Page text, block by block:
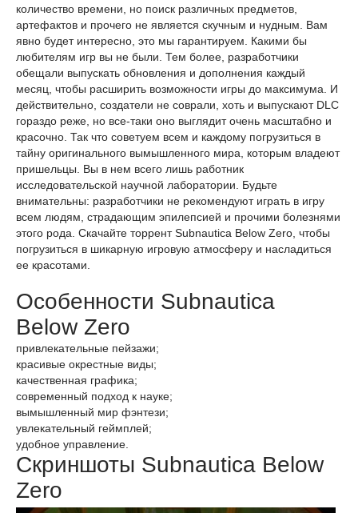
количество времени, но поиск различных предметов,
артефактов и прочего не является скучным и нудным. Вам
явно будет интересно, это мы гарантируем. Какими бы
любителям игр вы не были. Тем более, разработчики
обещали выпускать обновления и дополнения каждый
месяц, чтобы расширить возможности игры до максимума. И
действительно, создатели не соврали, хоть и выпускают DLC
гораздо реже, но все-таки оно выглядит очень масштабно и
красочно. Так что советуем всем и каждому погрузиться в
тайну оригинального вымышленного мира, которым владеют
пришельцы. Вы в нем всего лишь работник
исследовательской научной лаборатории. Будьте
внимательны: разработчики не рекомендуют играть в игру
всем людям, страдающим эпилепсией и прочими болезнями
этого рода. Скачайте торрент Subnautica Below Zero, чтобы
погрузиться в шикарную игровую атмосферу и насладиться
ее красотами.
Особенности Subnautica
Below Zero
привлекательные пейзажи;
красивые окрестные виды;
качественная графика;
современный подход к науке;
вымышленный мир фэнтези;
увлекательный геймплей;
удобное управление.
Скриншоты Subnautica Below
Zero